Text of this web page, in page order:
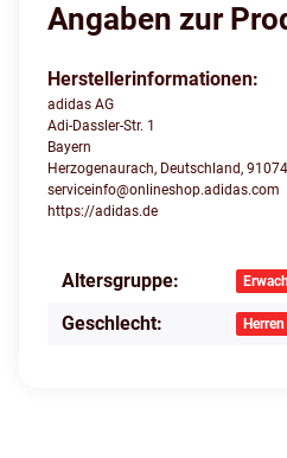
Angaben zur
Herstellerinformationen:
adidas AG
Adi-Dassler-Str. 1
Bayern
Herzogenaurach, Deutschland, 91074
serviceinfo@onlineshop.adidas.com
https://adidas.de
Produkteigenschaft
Wert
Altersgruppe:
Geschlecht: Herren